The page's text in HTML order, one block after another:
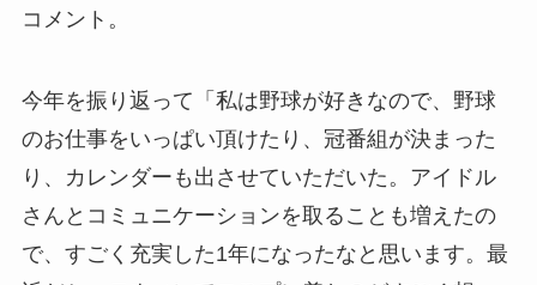
コメント。
今年を振り返って「私は野球が好きなので、野球
のお仕事をいっぱい頂けたり、冠番組が決まった
り、カレンダーも出させていただいた。アイドル
さんとコミュニケーションを取ることも増えたの
で、すごく充実した1年になったなと思います。最